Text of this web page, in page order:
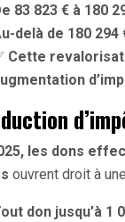
83 823 € à 180
delà de 180 294
Cette
les dons
ouvrent droit à une
don jusqu’à 1